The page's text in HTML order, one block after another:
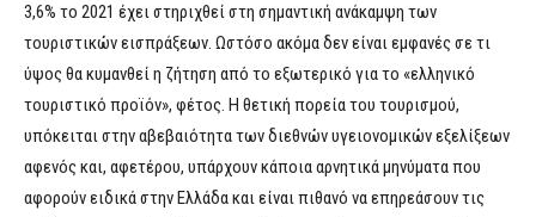
3,6% το 2021 έχει στηριχθεί στη σημαντική ανάκαμψη των
τουριστικών εισπράξεων. Ωστόσο ακόμα δεν είναι εμφανές σε τι
ύψος θα κυμανθεί η ζήτηση από το εξωτερικό για το «ελληνικό
τουριστικό προϊόν», φέτος. Η θετική πορεία του τουρισμού,
υπόκειται στην αβεβαιότητα των διεθνών υγειονομικών εξελίξεων
αφενός και, αφετέρου, υπάρχουν κάποια αρνητικά μηνύματα που
αφορούν ειδικά στην Ελλάδα και είναι πιθανό να επηρεάσουν τις